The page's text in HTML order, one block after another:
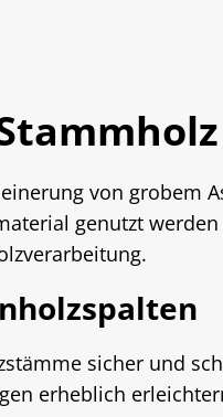
von grobem
genutzt
sicher und
erheblich